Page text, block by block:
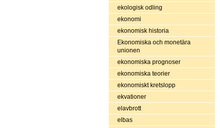
ekologisk odling
ekonomi
ekonomisk historia
Ekonomiska och monetära
unionen
ekonomiska prognoser
ekonomiska teorier
ekonomiskt kretslopp
ekvationer
elavbrott
elbas